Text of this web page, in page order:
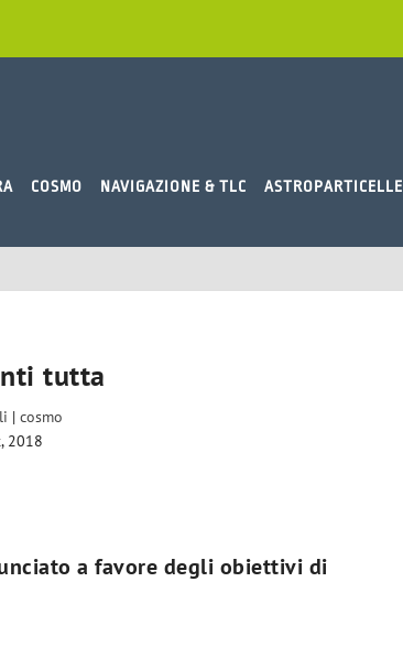
COSMO NAVIGAZIONE & TLC ASTROPARTICELLE
tutta
|cosmo
2018
a favore degli obiettivi di